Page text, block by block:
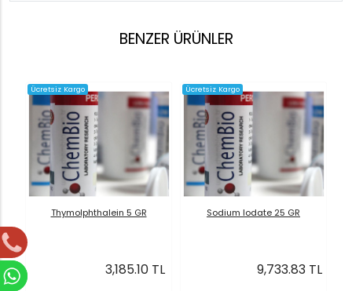
BENZER ÜRÜNLER
Ücretsiz Kargo
Thymolphthalein 5 GR
3,185.10 TL
Ücretsiz Kargo
Sodium Iodate 25 GR
9,733.83 TL